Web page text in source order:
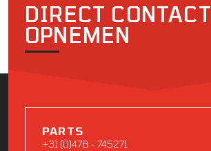
DIRECT CONTACT
OPNEMEN
PARTS
+31 (0)478 - 745271